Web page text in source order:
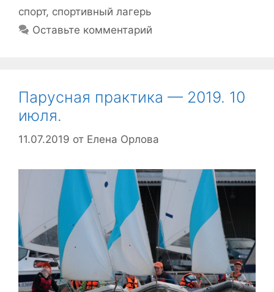
спорт, спортивный лагерь
Оставьте комментарий
Парусная практика — 2019. 10
июля.
11.07.2019 от Елена Орлова